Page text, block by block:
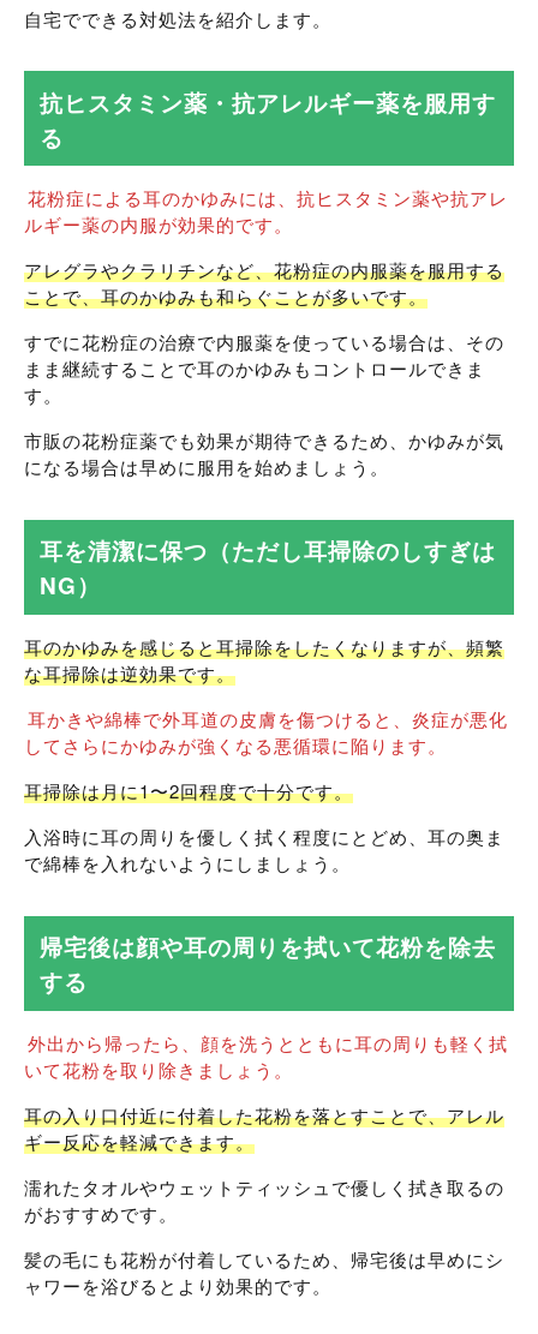
自宅でできる対処法を紹介します。
抗ヒスタミン薬・抗アレルギー薬を服用す
る
花粉症による耳のかゆみには、抗ヒスタミン薬や抗アレ
ルギー薬の内服が効果的です。
アレグラやクラリチンなど、花粉症の内服薬を服用する
ことで、耳のかゆみも和らぐことが多いです。
すでに花粉症の治療で内服薬を使っている場合は、その
まま継続することで耳のかゆみもコントロールできま
す。
市販の花粉症薬でも効果が期待できるため、かゆみが気
になる場合は早めに服用を始めましょう。
耳を清潔に保つ（ただし耳掃除のしすぎは
NG）
耳のかゆみを感じると耳掃除をしたくなりますが、頻繁
な耳掃除は逆効果です。
耳かきや綿棒で外耳道の皮膚を傷つけると、炎症が悪化
してさらにかゆみが強くなる悪循環に陥ります。
耳掃除は月に1〜2回程度で十分です。
入浴時に耳の周りを優しく拭く程度にとどめ、耳の奥ま
で綿棒を入れないようにしましょう。
帰宅後は顔や耳の周りを拭いて花粉を除去
する
外出から帰ったら、顔を洗うとともに耳の周りも軽く拭
いて花粉を取り除きましょう。
耳の入り口付近に付着した花粉を落とすことで、アレル
ギー反応を軽減できます。
濡れたタオルやウェットティッシュで優しく拭き取るの
がおすすめです。
髪の毛にも花粉が付着しているため、帰宅後は早めにシ
ャワーを浴びるとより効果的です。